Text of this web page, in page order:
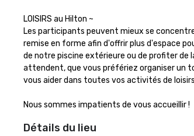
LOISIRS au Hilton ~
Les participants peuvent mieux se
remise en forme afin d'offrir plus d'espace
de notre piscine extérieure ou de profiter de
attendent, que vous préfériez organiser un
vous aider dans toutes vos activités de
Nous sommes impatients de vous accueillir !
Détails du lieu